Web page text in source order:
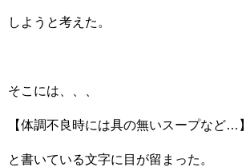
しようと考えた。
そこには、、、
【体調不良時には具の無いスープなど…】
と書いている文字に目が留まった。